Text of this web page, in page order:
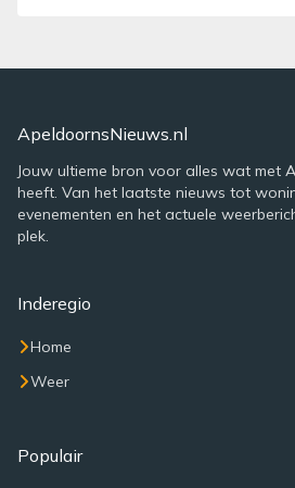
ApeldoornsNieuws.nl
Jouw ultieme bron voor alles wat met
heeft. Van het laatste nieuws tot
evenementen en het actuele
plek.
Inderegio
Home
Weer
Populair